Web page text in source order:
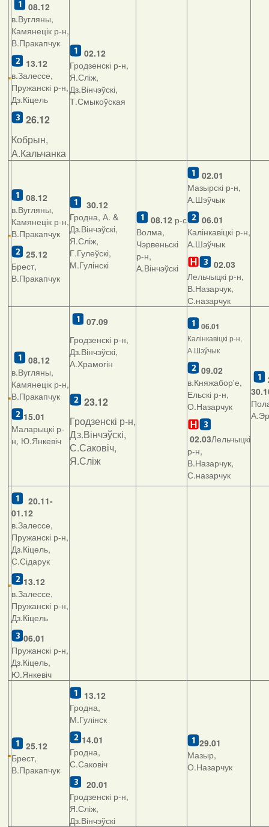
08.12
в.Вугляны,
Камянецік р-н,
В.Пракапчук
13.12
в.Залессе,
Пружанскі р-н,
Дз.Кіцель
26.12
Кобрын,
А.Кальчанка
02.12
Гродзенскі р-н,
Я.Сліж,
Дз.Вінчэўскі,
Т.Смыкоўская
08.12
в.Вугляны,
Камянецік р-н,
В.Пракапчук
25.12
Брест,
В.Пракапчук
30.12
Гродна, А. &
Дз.Вінчэўскі,
Я.Сліж,
Г.Гулеўскі,
М.Гулінскі
08.12 р-с
Волма,
Чэрвеньскі
р-н,
А.Вінчэўскі
02.01
Мазырскі р-н,
А.Шэўчык
06.01
Калінкавіцкі р-н,
А.Шэўчык
02.03
Лельчыцкі р-н,
В.Назарчук,
С.назарчук
08.12
в.Вугляны,
Камянецік р-н,
В.Пракапчук
15.01
Маларыцкі р-
н, Ю.Янкевіч
07.09
Гродзенскі р-н,
Дз.Вінчэўскі,
А.Храмогін
23.12
Гродзенскі р-н,
Дз.Вінчэўскі,
С.Саковіч,
Я.Сліж
06.01
Калінкавіцкі р-н,
А.Шэўчык
09.02
в.Княжабор'е,
Ельскі р-н,
О.Назарчук
02.03Лельчыцкі
р-н,
В.Назарчук,
С.назарчук
20.11-
01.12
в.Залессе,
Пружанскі р-н,
Дз.Кіцель,
С.Сідарук
13.12
в.Залессе,
Пружанскі р-н,
Дз.Кіцель
06.01
Пружанскі р-н,
Дз.Кіцель,
Ю.Янкевіч
25.12
Брест,
В.Пракапчук
13.12
Гродна,
М.Гулінск
14.01
Гродна,
С.Саковіч
20.01
Гродзенскі р-н,
Я.Сліж,
Дз.Вінчэўскі
29.01
Мазыр,
О.Назарчук